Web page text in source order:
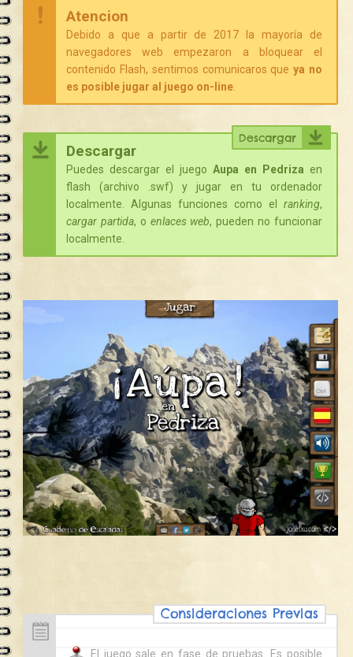
Atencion
Debido a que a partir de 2017 la mayoría de
navegadores web empezaron a bloquear el
contenido Flash, sentimos comunicaros queya no
es posible jugar al juego on-line.
Descargar
Descargar
Puedes descargar el juegoAupa en Pedriza en
flash (archivo .swf) y jugar en tu ordenador
localmente. Algunas funciones como elranking,
cargar partida, o enlaces web, pueden no funcionar
localmente.
El juego sale en fase de pruebas. Es posible